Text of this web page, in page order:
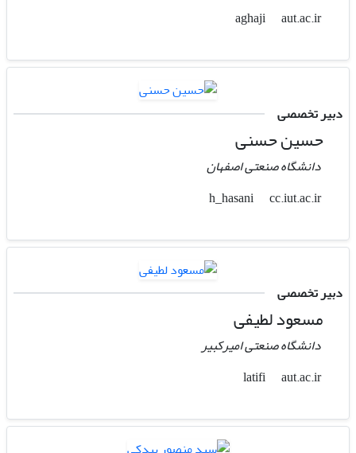
aghaji
aut.ac.ir
دبیر تخصصی
حسین حسنی
دانشگاه صنعتی اصفهان
h_hasani
cc.iut.ac.ir
دبیر تخصصی
مسعود لطیفی
دانشگاه صنعتی امیرکبیر
latifi
aut.ac.ir